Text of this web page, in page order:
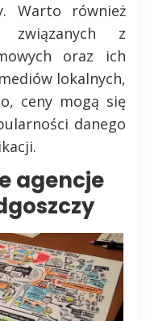
Warto również
z
oraz ich
lokalnych,
ceny mogą się
danego
agencje